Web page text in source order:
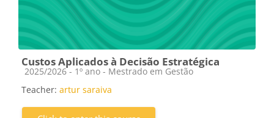
Custos Aplicados à Decisão Estratégica
Course category
2025/2026 - 1º ano - Mestrado em Gestão
Teacher: artur saraiva